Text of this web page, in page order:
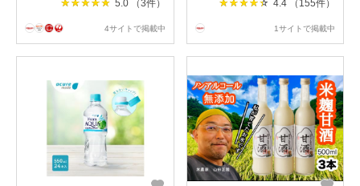
5.0 （3件）
4サイトで掲載中
4.4 （155件）
1サイトで掲載中